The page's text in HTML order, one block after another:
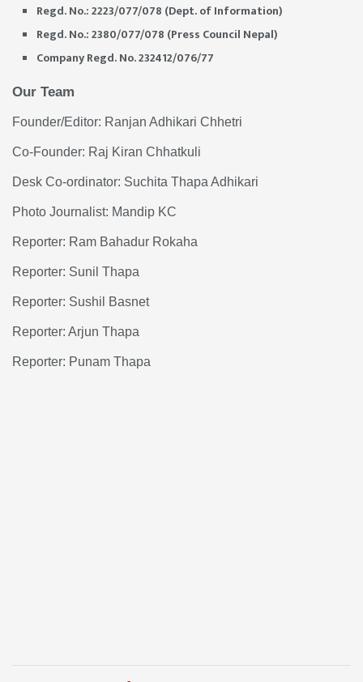
Regd. No.: 2223/077/078 (Dept. of Information)
Regd. No.: 2380/077/078 (Press Council Nepal)
Company Regd. No. 232412/076/77
Our Team
Founder/Editor: Ranjan Adhikari Chhetri
Co-Founder: Raj Kiran Chhatkuli
Desk Co-ordinator: Suchita Thapa Adhikari
Photo Journalist: Mandip KC
Reporter: Ram Bahadur Rokaha
Reporter: Sunil Thapa
Reporter: Sushil Basnet
Reporter: Arjun Thapa
Reporter: Punam Thapa